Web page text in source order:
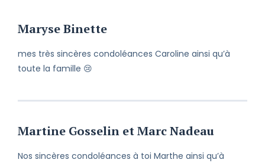
Maryse Binette
mes très sincères condoléances Caroline ainsi qu’à
toute la famille 😢
Martine Gosselin et Marc Nadeau
Nos sincères condoléances à toi Marthe ainsi qu’à